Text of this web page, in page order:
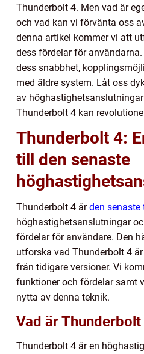
Thunderbolt 4. Men vad är
och vad kan vi förvänta oss
denna artikel kommer vi att
dess fördelar för
dess snabbhet,
med äldre system. Låt oss
av
Thunderbolt 4 kan
Thunderbolt 4:
till den senaste
Thunderbolt 4 ärden senaste
höghastighetsanslutningar
fördelar för användare. Den
utforska vad Thunderbolt 4
från tidigare versioner. Vi
funktioner och fördelar samt
nytta av denna teknik.
Vad är Thunderbolt
Thunderbolt 4 är en